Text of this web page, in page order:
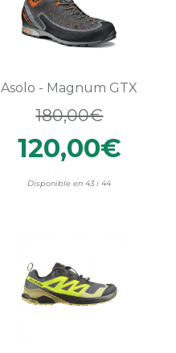
Disponible en 43 i 44
Asolo - Magnum GTX
180,00€
120,00€